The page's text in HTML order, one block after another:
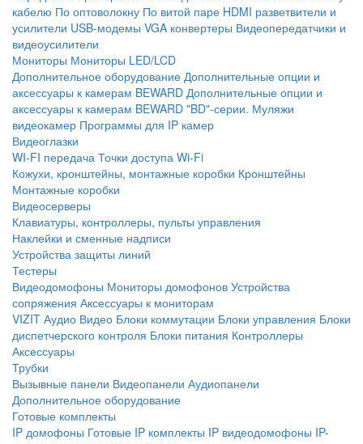
кабелю По оптоволокну По витой паре HDMI разветвители и
усилители USB-модемы VGA конвертеры Видеопередатчики и
видеоусилители
Мониторы Мониторы LED/LCD
Дополнительное оборудование Дополнительные опции и
аксессуары к камерам BEWARD Дополнительные опции и
аксессуары к камерам BEWARD "BD"-серии. Муляжи
видеокамер Программы для IP камер
Видеоглазки
WI-FI передача Точки доступа Wi-Fi
Кожухи, кронштейны, монтажные коробки Кронштейны
Монтажные коробки
Видеосерверы
Клавиатуры, контроллеры, пульты управления
Наклейки и сменные надписи
Устройства защиты линий
Тестеры
Видеодомофоны Мониторы домофонов Устройства
сопряжения Аксессуары к мониторам
VIZIT Аудио Видео Блоки коммутации Блоки управления Блоки
диспетчерского контроля Блоки питания Контроллеры
Аксессуары
Трубки
Вызывные панели Видеопанели Аудиопанели
Дополнительное оборудование
Готовые комплекты
IP домофоны Готовые IP комплекты IP видеодомофоны IP-